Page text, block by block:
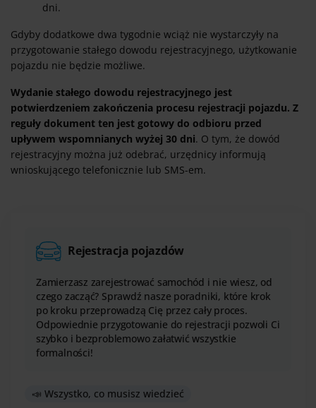
dni.
Gdyby dodatkowe dwa tygodnie wciąż nie wystarczyły na
przygotowanie stałego dowodu rejestracyjnego, użytkowanie
pojazdu nie będzie możliwe.
Wydanie stałego dowodu rejestracyjnego jest
potwierdzeniem zakończenia procesu rejestracji pojazdu. Z
reguły dokument ten jest gotowy do odbioru przed
upływem wspomnianych wyżej 30 dni. O tym, że dowód
rejestracyjny można już odebrać, urzędnicy informują
wnioskującego telefonicznie lub SMS-em.
Rejestracja pojazdów
Zamierzasz zarejestrować samochód i nie wiesz, od
czego zacząć? Sprawdź nasze poradniki, które krok
po kroku przeprowadzą Cię przez cały proces.
Odpowiednie przygotowanie do rejestracji pozwoli Ci
szybko i bezproblemowo załatwić wszystkie
formalności!
📣 Wszystko, co musisz wiedzieć